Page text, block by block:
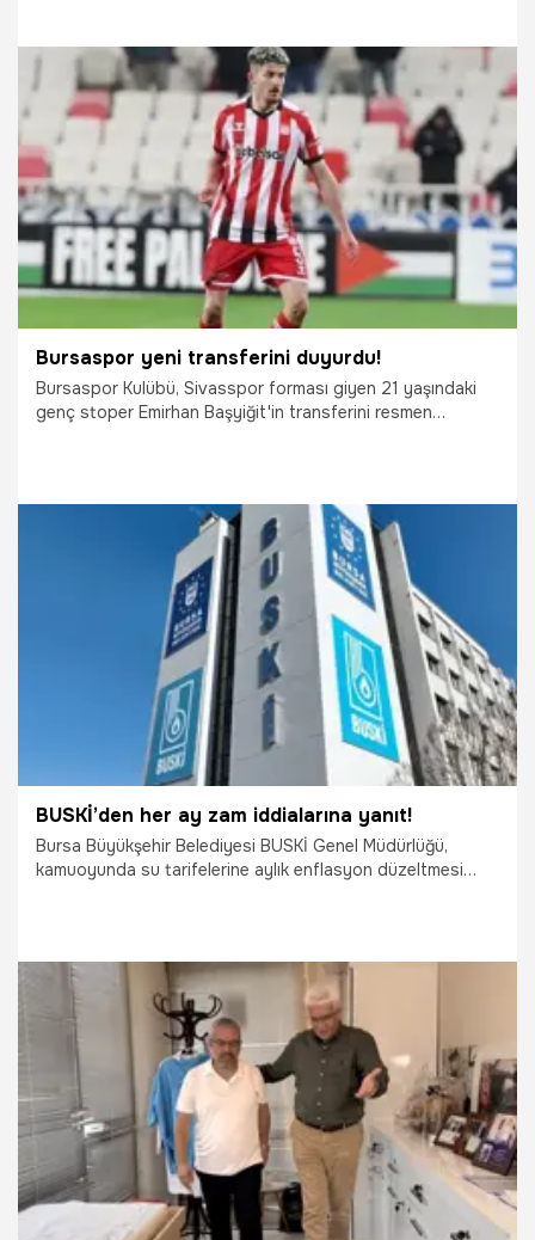
4.08.2026 İzmir
Bursaspor yeni transferini duyurdu!
Bursaspor Kulübü, Sivasspor forması giyen 21 yaşındaki
genç stoper Emirhan Başyiğit'in transferini resmen
Bursa
BUSKİ’den her ay zam iddialarına yanıt!
Bursa Büyükşehir Belediyesi BUSKİ Genel Müdürlüğü,
kamuoyunda su tarifelerine aylık enflasyon düzeltmesi
3.08.2026 Bursa